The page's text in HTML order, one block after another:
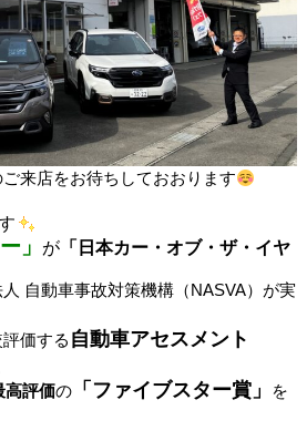
来店をお待ちしておおります
」 が「日本カー・オブ・ザ・イヤ
自動車事故対策機構（NASVA）が実
価する 自動車アセスメント
高評価の「ファイブスター賞」
を